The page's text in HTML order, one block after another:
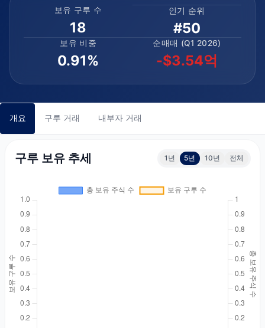
보유 구루 수
18
인기 순위
#50
보유 비중
0.91%
순매매 (Q1 2026)
-$3.54억
개요 구루 거래 내부자 거래
구루 보유 추세 1년 5년 10년 전체